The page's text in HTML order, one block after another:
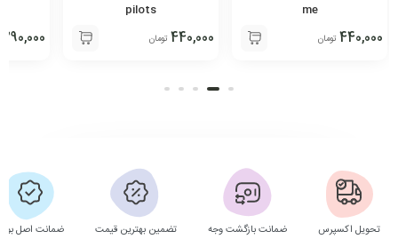
me
440,000 تومان
pilots
440,000 تومان 290,000
تحویل اکسپرس ضمانت بازگشت وجه تضمین بهترین قیمت ضمانت اصل